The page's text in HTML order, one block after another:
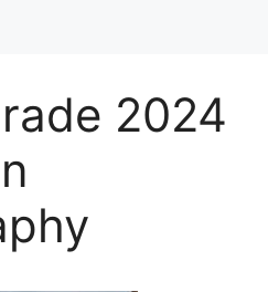
2024